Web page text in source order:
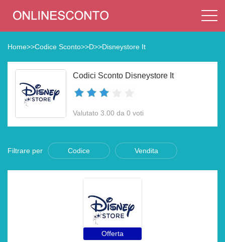
Home>>Codice Sconto>>D>>Disneystore It
Codici Sconto Disneystore It
Valutato 3.00 da 0 voti
Filtrare per Codice Vendita
Offerta